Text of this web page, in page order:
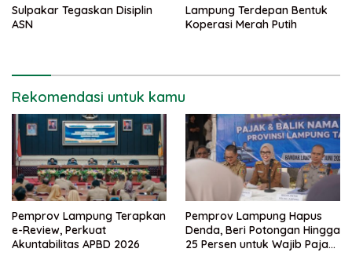
Sulpakar Tegaskan Disiplin
ASN
Lampung Terdepan Bentuk
Koperasi Merah Putih
Rekomendasi untuk kamu
Pemprov Lampung Terapkan
e-Review, Perkuat
Akuntabilitas APBD 2026
Pemprov Lampung Hapus
Denda, Beri Potongan Hingga
25 Persen untuk Wajib Pajak